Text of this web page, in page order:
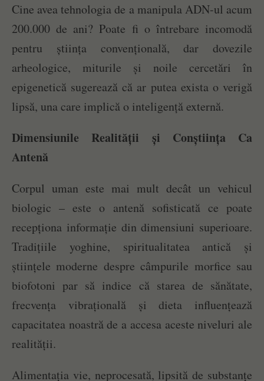
Cine avea tehnologia de a manipula ADN-ul acum
200.000 de ani? Poate fi o întrebare incomodă
pentru știința convențională, dar dovezile
arheologice, miturile și noile cercetări în
epigenetică sugerează că ar putea exista o verigă
lipsă, una care implică o inteligență externă.
Dimensiunile Realității și Conștiința Ca
Antenă
Corpul uman este mai mult decât un vehicul
biologic – este o antenă sofisticată ce poate
recepționa informație din dimensiuni superioare.
Tradițiile yoghine, spiritualitatea antică și
științele moderne despre câmpurile morfice sau
biofotoni par să indice că starea de sănătate,
frecvența vibrațională și dieta influențează
capacitatea noastră de a accesa aceste niveluri ale
realității.
Alimentația vie, neprocesată, lipsită de substanțe